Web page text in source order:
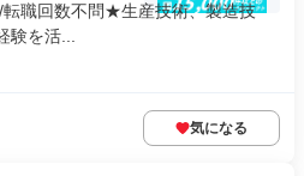
職回数不問★生産技術、製造技
を活...
気になる